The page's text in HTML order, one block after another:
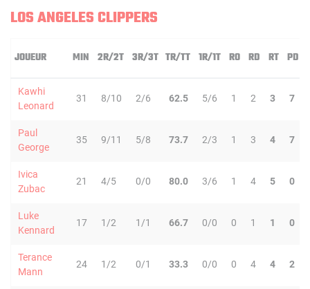
LOS ANGELES CLIPPERS
JOUEUR MIN 2R/2T 3R/3T TR/TT 1R/1T RO RD RT PD
Kawhi
Leonard
31 8/10 2/6 62.5 5/6 1 2 3 7
Paul
George
35 9/11 5/8 73.7 2/3 1 3 4 7
Ivica
Zubac
21 4/5 0/0 80.0 3/6 1 4 5 0
Luke
Kennard
17 1/2 1/1 66.7 0/0 0 1 1 0
Terance
Mann
24 1/2 0/1 33.3 0/0 0 4 4 2